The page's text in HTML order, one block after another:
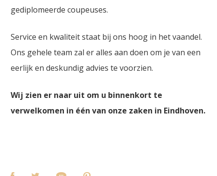
gediplomeerde coupeuses.
Service en kwaliteit staat bij ons hoog in het vaandel.
Ons gehele team zal er alles aan doen om je van een
eerlijk en deskundig advies te voorzien.
Wij zien er naar uit om u binnenkort te
verwelkomen in één van onze zaken in Eindhoven.